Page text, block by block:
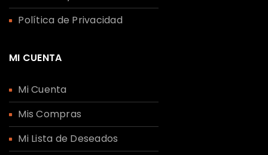
Política de Privacidad
MI CUENTA
Mi Cuenta
Mis Compras
Mi Lista de Deseados